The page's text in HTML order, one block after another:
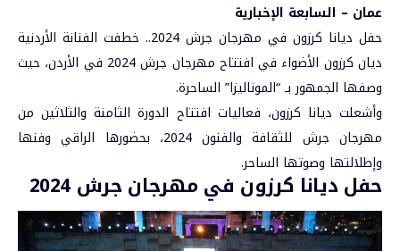
عمان – السابعة الإخبارية
حفل ديانا كرزون في مهرجان جرش 2024
.. خطفت الفنانة الأردنية
ديان كرزون الأضواء في افتتاح مهرجان جرش 2024 في الأردن، حيث
وصفها الجمهور بـ “الموناليزا” الساحرة.
وأشعلت ديانا كرزون، فعاليات افتتاح الدورة الثامنة والثلاثين من
مهرجان جرش للثقافة والفنون 2024، بحضورها الراقي وفنها
وإطلالتها وصوتها الساحر.
حفل ديانا كرزون في مهرجان جرش 2024